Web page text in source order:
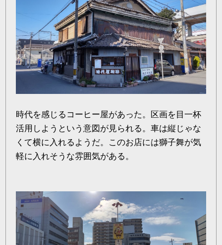
時代を感じるコーヒー屋があった。区画を目一杯
活用しようという意図が見られる。車は縦じゃな
くて横に入れるようだ。このお店には獅子舞が気
軽に入れそうな雰囲気がある。